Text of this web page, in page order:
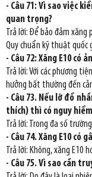
- Câu 71: Vì sao việc
quan trọng?
Trả lời: Để bảo đảm xăng
Quy chuẩn kỹ thuật quốc
- Câu 72: Xăng E10 có
Trả lời: Với các phương
hưởng bất thường đến
- Câu 73. Nếu lỡ đổ
thích) thì có nguy
Trả lời: Trong đa số
- Câu 74. Xăng E10 có
Trả lời: Không, xăng E10
- Câu 75. Vì sao cần